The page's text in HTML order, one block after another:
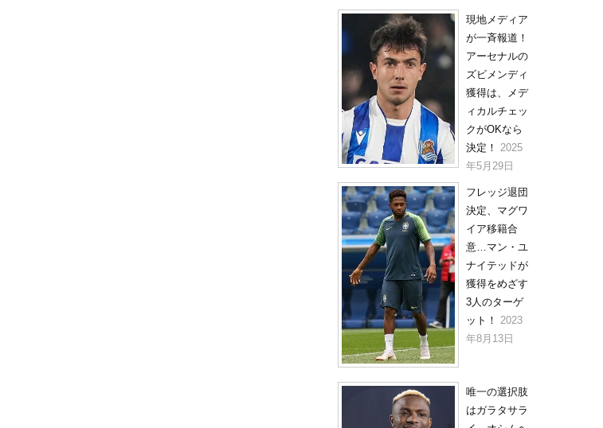
現地メディア
が一斉報道！
アーセナルの
ズビメンディ
獲得は、メデ
ィカルチェッ
クがOKなら
決定！
2025
年5月29日
フレッジ退団
決定、マグワ
イア移籍合
意…マン・ユ
ナイテッドが
獲得をめざす
3人のターゲ
ット！ 2023
年8月13日
唯一の選択肢
はガラタサラ